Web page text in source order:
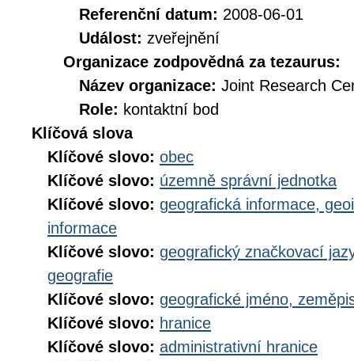
Referenční datum: 2008-06-01
Událost: zveřejnění
Organizace zodpovědná za tezaurus:
Název organizace: Joint Research
Role: kontaktní bod
Klíčová slova
Klíčové slovo: obec
Klíčové slovo: územně správní jednotka
Klíčové slovo: geografická informace,
informace
Klíčové slovo: geografický značkovací
geografie
Klíčové slovo: geografické jméno,
Klíčové slovo: hranice
Klíčové slovo: administrativní hranice